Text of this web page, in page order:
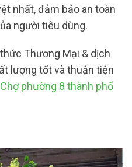
nhất, đảm bảo an toàn
người tiêu dùng.
Thương Mại & dịch
lượng tốt và thuận tiện
phường 8 thành phố